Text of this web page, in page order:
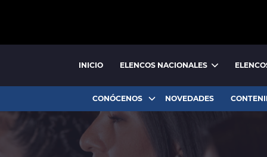
INICIO ELENCOS NACIONALES
CONÓCENOS NOVEDADES